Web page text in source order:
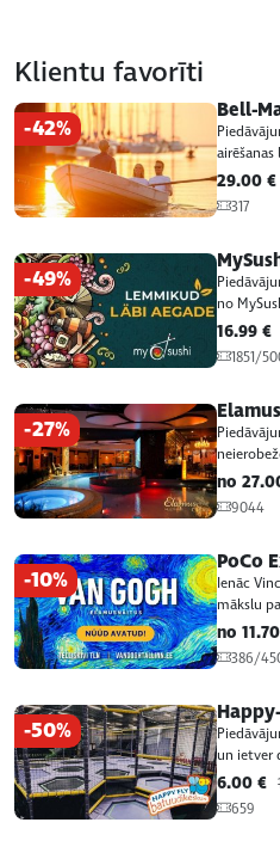
Klientu favorīti
-42%
Bell-
airēšanas
29.00 €
317
-49%
no
16.99 €
1851/
-27%
no
9044
-10%
PoCo
Ienāc
mākslu
no
386/
-50%
un ietver
6.00 €
659